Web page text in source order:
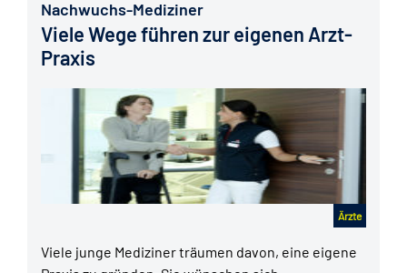
Nachwuchs-Mediziner
Viele Wege führen zur eigenen Arzt-
Praxis
Ärzte
Viele junge Mediziner träumen davon, eine eigene